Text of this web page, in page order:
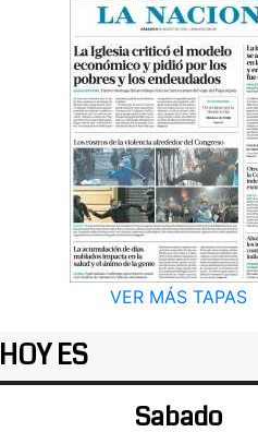
VER MÁS TAPAS
HOY ES
Sabado